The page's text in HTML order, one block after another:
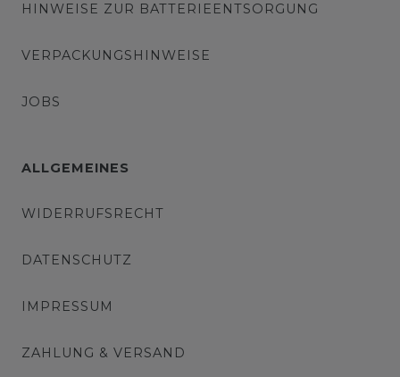
HINWEISE ZUR BATTERIEENTSORGUNG
VERPACKUNGSHINWEISE
JOBS
ALLGEMEINES
WIDERRUFSRECHT
DATENSCHUTZ
IMPRESSUM
ZAHLUNG & VERSAND